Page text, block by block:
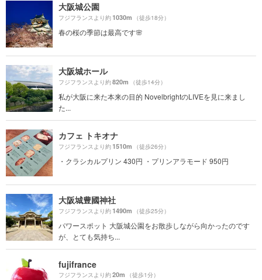
大阪城公園
フジフランスより約1030m （徒歩18分）
春の桜の季節は最高です🌸
大阪城ホール
フジフランスより約820m （徒歩14分）
私が大阪に来た本来の目的 NovelbrightのLIVEを見に来まし
た...
カフェ トキオナ
フジフランスより約1510m （徒歩26分）
・クラシカルプリン 430円 ・プリンアラモード 950円
大阪城豊國神社
フジフランスより約1490m （徒歩25分）
パワースポット 大阪城公園をお散歩しながら向かったのです
が、とても気持ち...
fujifrance
フジフランスより約20m （徒歩1分）